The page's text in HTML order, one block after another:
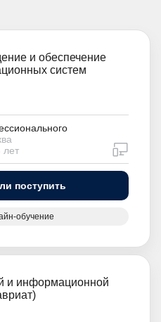
и обеспечение
систем
лет
поступить
обучение
и информационной